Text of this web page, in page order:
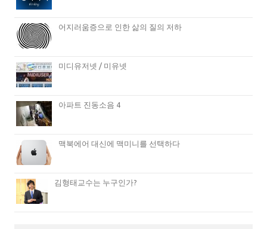
어지러움증으로 인한 삶의 질의 저하
미디유저넷 / 미유넷
아파트 진동소음 4
맥북에어 대신에 맥미니를 선택하다
김형태교수는 누구인가?